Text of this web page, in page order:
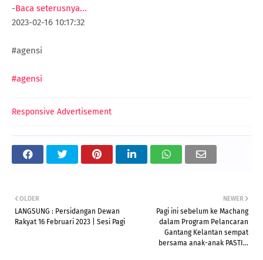
-Baca seterusnya...
2023-02-16 10:17:32
#agensi
#agensi
Responsive Advertisement
NEWER
Pagi ini sebelum ke Machang
dalam Program Pelancaran
Gantang Kelantan sempat
bersama anak-anak PASTI...
OLDER
LANGSUNG : Persidangan Dewan
Rakyat 16 Februari 2023 | Sesi Pagi